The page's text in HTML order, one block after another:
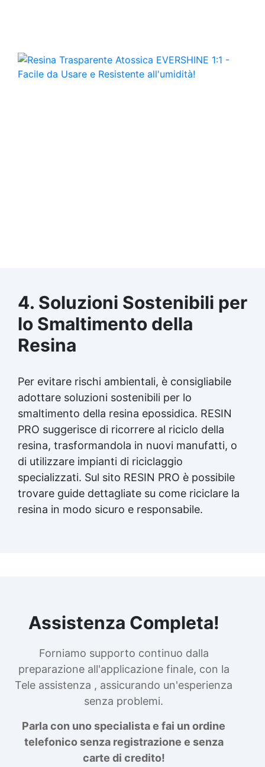
4. Soluzioni Sostenibili per
lo Smaltimento della
Resina
Per evitare rischi ambientali, è consigliabile
adottare soluzioni sostenibili per lo
smaltimento della resina epossidica. RESIN
PRO suggerisce di ricorrere al riciclo della
resina, trasformandola in nuovi manufatti, o
di utilizzare impianti di riciclaggio
specializzati. Sul sito RESIN PRO è possibile
trovare guide dettagliate su come riciclare la
resina in modo sicuro e responsabile.
Assistenza Completa!
Forniamo supporto continuo dalla
preparazione all'applicazione finale, con la
Tele assistenza , assicurando un'esperienza
senza problemi.
Parla con uno specialista e fai un ordine
telefonico senza registrazione e senza
carte di credito!